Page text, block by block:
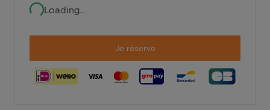
Loading...
Je réserve